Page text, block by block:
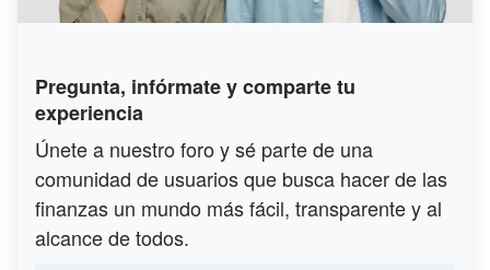
Pregunta, infórmate y comparte tu
experiencia
Únete a nuestro foro y sé parte de una
comunidad de usuarios que busca hacer de las
finanzas un mundo más fácil, transparente y al
alcance de todos.